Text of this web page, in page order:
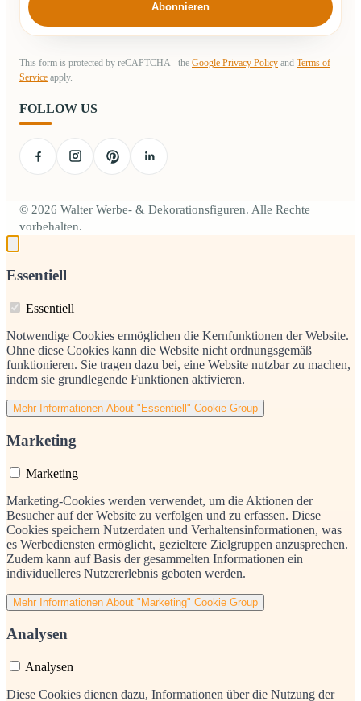
Abonnieren
This form is protected by reCAPTCHA - the Google Privacy Policy and Terms of
Service apply.
FOLLOW US
© 2026 Walter Werbe- & Dekorationsfiguren. Alle Rechte
vorbehalten.
Essentiell
Essentiell
Notwendige Cookies ermöglichen die Kernfunktionen der Website.
Ohne diese Cookies kann die Website nicht ordnungsgemäß
funktionieren. Sie tragen dazu bei, eine Website nutzbar zu machen,
indem sie grundlegende Funktionen aktivieren.
Mehr Informationen About "Essentiell" Cookie Group
Marketing
Marketing
Marketing-Cookies werden verwendet, um die Aktionen der
Besucher auf der Website zu verfolgen und zu erfassen. Diese
Cookies speichern Nutzerdaten und Verhaltensinformationen, was
es Werbediensten ermöglicht, gezieltere Zielgruppen anzusprechen.
Zudem kann auf Basis der gesammelten Informationen ein
individuelleres Nutzererlebnis geboten werden.
Mehr Informationen About "Marketing" Cookie Group
Analysen
Analysen
Diese Cookies dienen dazu, Informationen über die Nutzung der